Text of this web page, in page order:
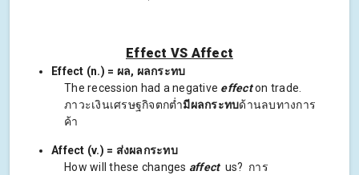
Effect VS Affect
Effect (n.) = ผล, ผลกระทบ
The recession had a negative effect on trade.
ภาวะเงินเศรษฐกิจตกต่ำมีผลกระทบด้านลบทางการ
ค้า
Affect (v.) = ส่งผลกระทบ
How will these changes affect us? การ